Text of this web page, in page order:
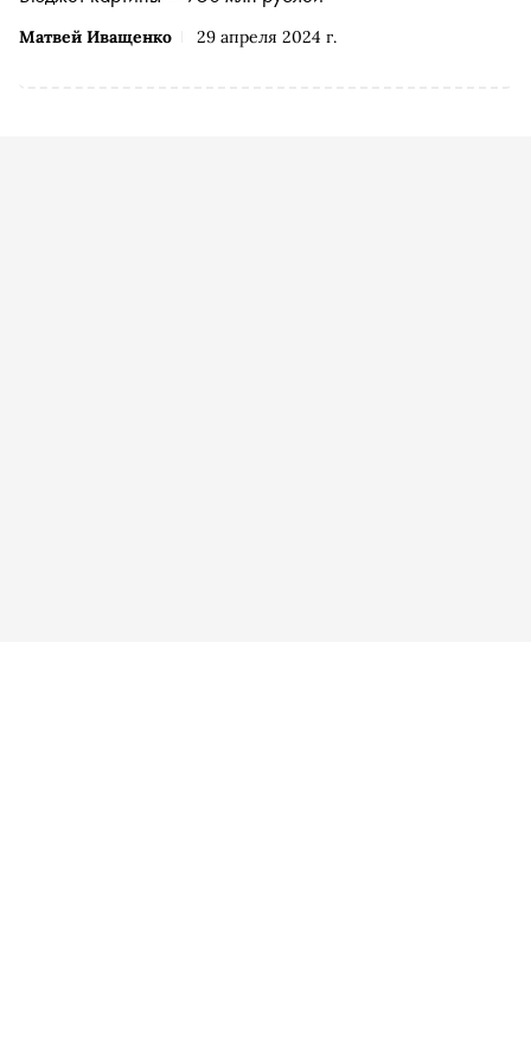
Матвей Иващенко 29 апреля 2024 г.